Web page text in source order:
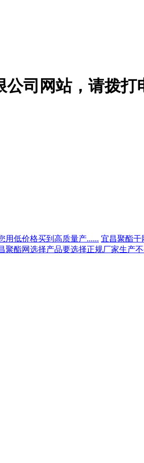
公司网站，请拨打
用低价格买到高质量产...... 宜昌聚酯干
聚酯网选择产品要选择正规厂家生产